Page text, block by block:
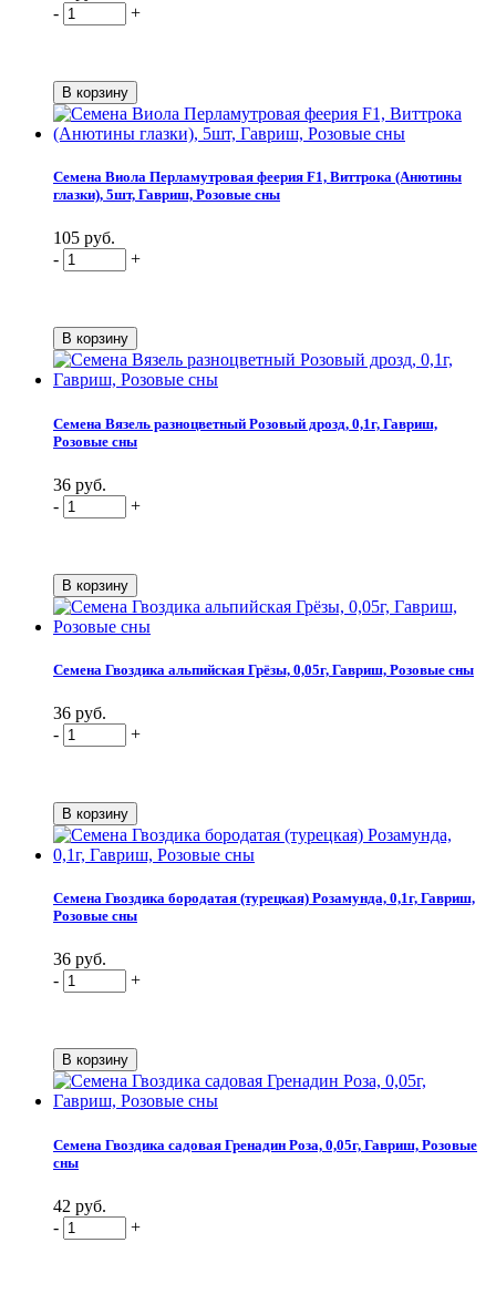
-
+
Семена Виола Перламутровая феерия F1, Виттрока (Анютины
глазки), 5шт, Гавриш, Розовые сны
105 руб.
-
+
Семена Вязель разноцветный Розовый дрозд, 0,1г, Гавриш,
Розовые сны
36 руб.
-
+
Семена Гвоздика альпийская Грёзы, 0,05г, Гавриш, Розовые сны
36 руб.
-
+
Семена Гвоздика бородатая (турецкая) Розамунда, 0,1г, Гавриш,
Розовые сны
36 руб.
-
+
Семена Гвоздика садовая Гренадин Роза, 0,05г, Гавриш, Розовые
сны
42 руб.
-
+